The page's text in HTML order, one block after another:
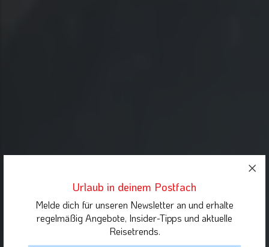
Urlaub in deinem Postfach
Melde dich für unseren Newsletter an und erhalte
regelmäßig Angebote, Insider-Tipps und aktuelle
Reisetrends.